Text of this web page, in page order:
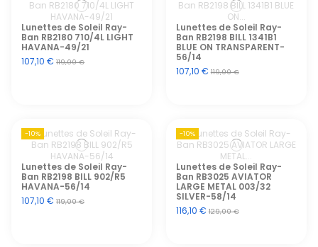
Lunettes de Soleil Ray-
Ban RB2180 710/4L LIGHT
HAVANA-49/21
107,10 €119,00 €
Lunettes de Soleil Ray-
Ban RB2198 BILL 1341B1
BLUE ON TRANSPARENT-
56/14
107,10 €119,00 €
-10%
Lunettes de Soleil Ray-
Ban RB2198 BILL 902/R5
HAVANA-56/14
107,10 €119,00 €
-10%
Lunettes de Soleil Ray-
Ban RB3025 AVIATOR
LARGE METAL 003/32
SILVER-58/14
116,10 €129,00 €